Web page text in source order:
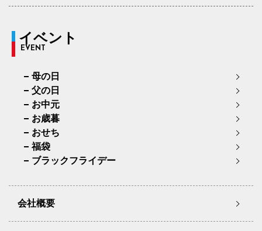
イベント
EVENT
母の日
父の日
お中元
お歳暮
おせち
福袋
ブラックフライデー
会社概要